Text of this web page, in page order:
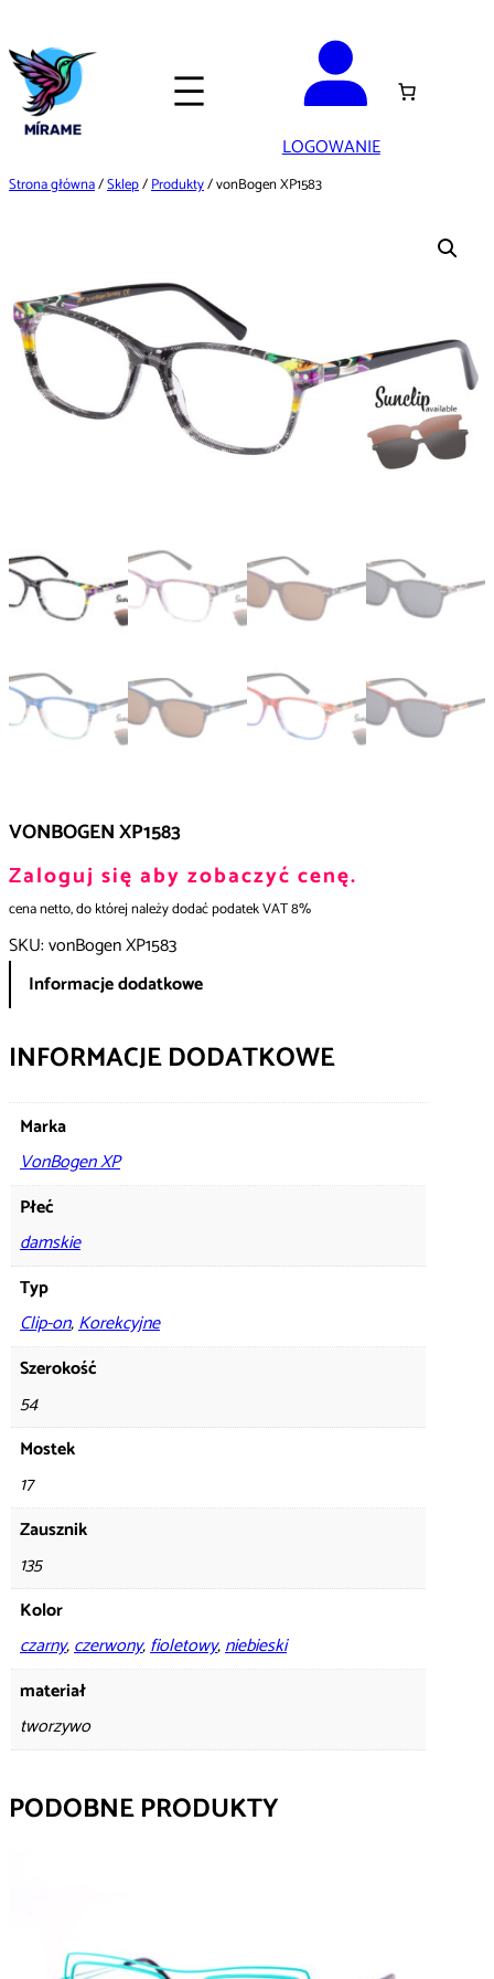
do
treści
LOGOWANIE
Strona główna/Sklep/Produkty/ vonBogen XP1583
VONBOGEN XP1583
Zaloguj się aby zobaczyć cenę.
cena netto, do której należy dodać podatek VAT 8%
SKU:vonBogen XP1583
Informacje dodatkowe
INFORMACJE DODATKOWE
Marka
VonBogen XP
Płeć
damskie
Typ
Clip-on,Korekcyjne
Szerokość
54
Mostek
17
Zausznik
135
Kolor
czarny,czerwony,fioletowy,niebieski
materiał
tworzywo
PODOBNE PRODUKTY